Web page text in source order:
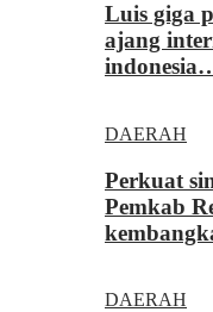
Luis giga
ajang
DAERAH
Perkuat
Pemkab
DAERAH